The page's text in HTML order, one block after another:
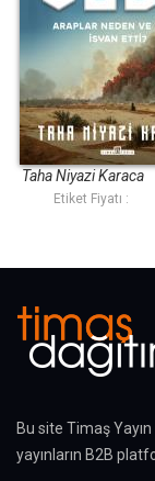
Türklere Veda
Taha Niyazi Karaca
Etiket Fiyatı :
Bu site Timaş
yayınların B2B